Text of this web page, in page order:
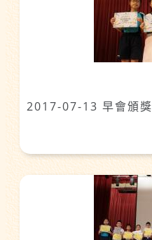
2017-07-13 早會頒獎